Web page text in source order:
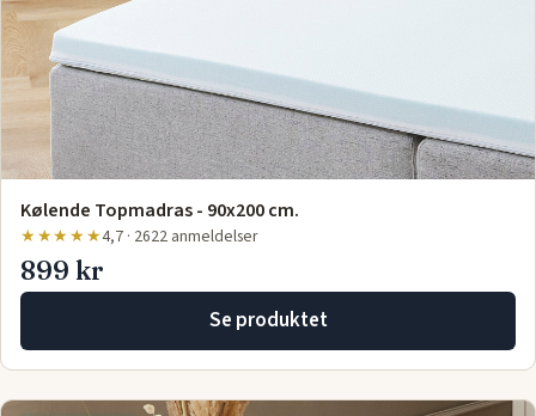
Kølende Topmadras - 90x200 cm.
★★★★★4,7 · 2622 anmeldelser
899 kr
Se produktet